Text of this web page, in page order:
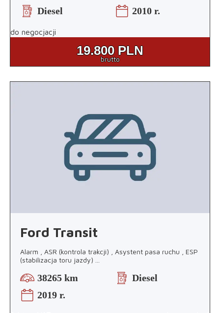
Diesel
2010 r.
do negocjacji
19.800 PLN
brutto
Ford Transit
Alarm , ASR (kontrola trakcji) , Asystent pasa ruchu , ESP
(stabilizacja toru jazdy)
38265 km
Diesel
2019 r.